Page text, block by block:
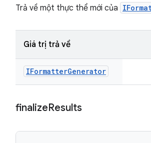
Trả về một thực thể mới của
Giá trị trả về
IFormatterGenerator
finalizeResults